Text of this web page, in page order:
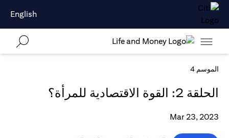
English
الموسم 4
الحلقة 2: القوة الاقتصادية للمرأة؟
Mar 23, 2023